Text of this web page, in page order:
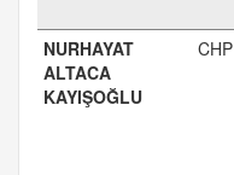
NURHAYAT
ALTACA
KAYIŞOĞLU
CHP